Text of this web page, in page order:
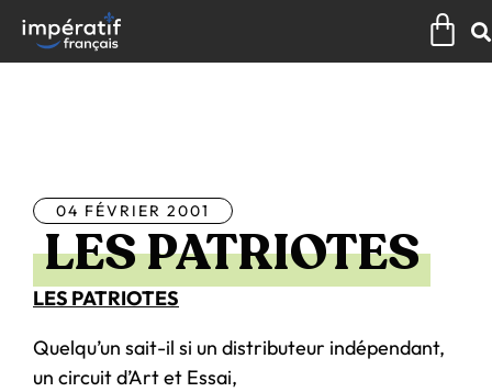
contenu
04 FÉVRIER 2001
LES PATRIOTES
LES PATRIOTES
Quelqu’un sait-il si un distributeur indépendant,
un circuit d’Art et Essai,